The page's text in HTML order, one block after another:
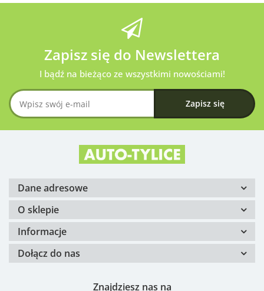
Zapisz się do Newslettera
I bądź na bieżąco ze wszystkimi nowościami!
Dane adresowe
O sklepie
Informacje
Dołącz do nas
Znajdziesz nas na